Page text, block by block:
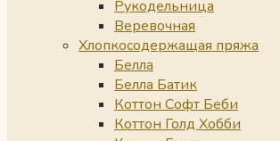
Рукодельница
Веревочная
Хлопкосодержащая пряжа
Белла
Белла Батик
Коттон Софт Беби
Коттон Голд Хобби